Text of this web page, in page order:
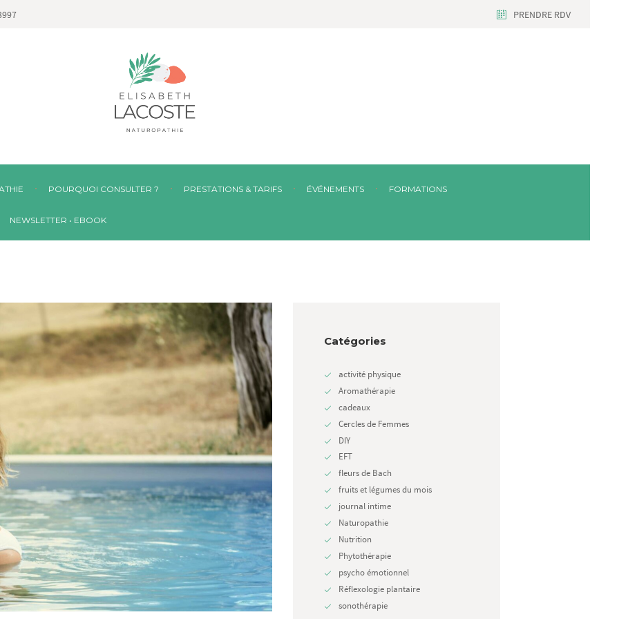
PRENDRE RDV
POURQUOI CONSULTER ? PRESTATIONS & TARIFS ÉVÉNEMENTS FORMATIONS
NEWSLETTER • EBOOK
Catégories
activité physique
Aromathérapie
cadeaux
Cercles de Femmes
DIY
EFT
fleurs de Bach
fruits et légumes du mois
journal intime
Naturopathie
Nutrition
Phytothérapie
psycho émotionnel
Réflexologie plantaire
sonothérapie